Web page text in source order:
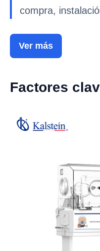
compra,
Ver más
Factores